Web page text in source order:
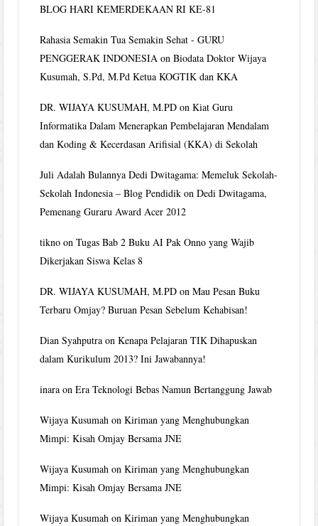
BLOG HARI KEMERDEKAAN RI KE-81
Rahasia Semakin Tua Semakin Sehat - GURU
PENGGERAK INDONESIA onBiodata Doktor Wijaya
Kusumah, S.Pd, M.Pd Ketua KOGTIK dan KKA
DR. WIJAYA KUSUMAH, M.PD onKiat Guru
Informatika Dalam Menerapkan Pembelajaran Mendalam
dan Koding & Kecerdasan Arifisial (KKA) di Sekolah
Juli Adalah Bulannya Dedi Dwitagama: Memeluk Sekolah-
Sekolah Indonesia – Blog Pendidik onDedi Dwitagama,
Pemenang Guraru Award Acer 2012
tikno onTugas Bab 2 Buku AI Pak Onno yang Wajib
Dikerjakan Siswa Kelas 8
DR. WIJAYA KUSUMAH, M.PD onMau Pesan Buku
Terbaru Omjay? Buruan Pesan Sebelum Kehabisan!
Dian Syahputra onKenapa Pelajaran TIK Dihapuskan
dalam Kurikulum 2013? Ini Jawabannya!
inara onEra Teknologi Bebas Namun Bertanggung Jawab
Wijaya Kusumah onKiriman yang Menghubungkan
Mimpi: Kisah Omjay Bersama JNE
Wijaya Kusumah onKiriman yang Menghubungkan
Mimpi: Kisah Omjay Bersama JNE
Wijaya Kusumah onKiriman yang Menghubungkan